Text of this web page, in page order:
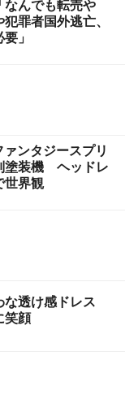
なんでも転売
罪者国外逃亡、
」
ンタジースプリ
塗装機 ヘッドレ
世界観
な透け感ドレス
笑顔